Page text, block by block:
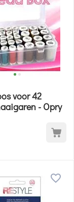
voor 42
- Opry